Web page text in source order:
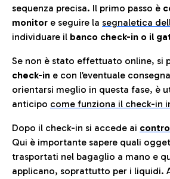
sequenza precisa. Il primo passo è
monitor e seguire la segnaletica
individuare il banco check-in o il
Se non è stato effettuato online, si
check-in e con l’eventuale
orientarsi meglio in questa fase, è
anticipo come funziona il check-in
Dopo il check-in si accede ai
Qui è importante sapere quali
trasportati nel bagaglio a mano e
applicano, soprattutto per i liquidi.